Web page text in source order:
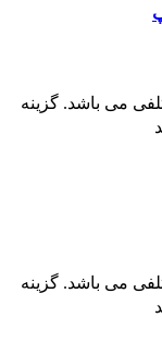
می باشد. گزینه
می باشد. گزینه